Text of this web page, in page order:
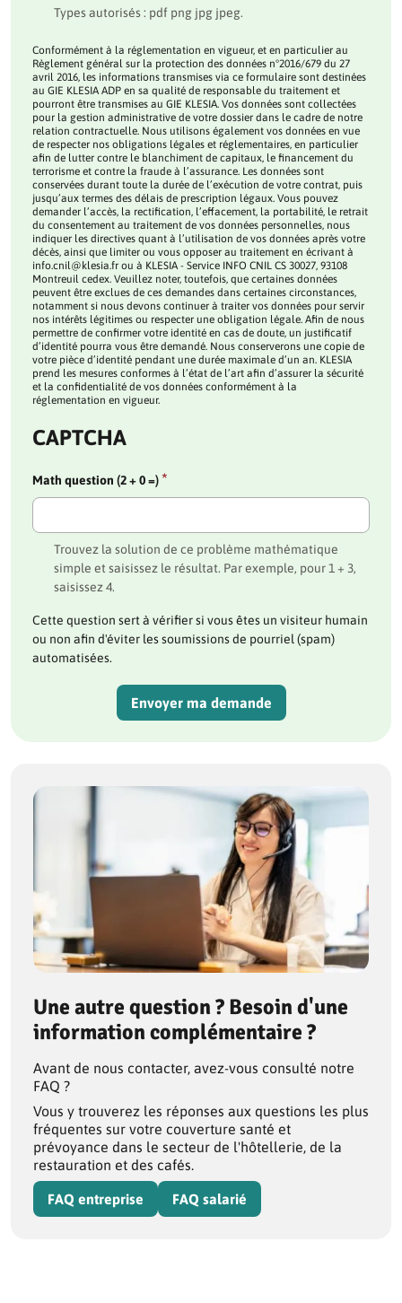
Types autorisés : pdf png jpg jpeg.
Conformément à la réglementation en vigueur, et en particulier au
Règlement général sur la protection des données n°2016/679 du 27
avril 2016, les informations transmises via ce formulaire sont destinées
au GIE KLESIA ADP en sa qualité de responsable du traitement et
pourront être transmises au GIE KLESIA. Vos données sont collectées
pour la gestion administrative de votre dossier dans le cadre de notre
relation contractuelle. Nous utilisons également vos données en vue
de respecter nos obligations légales et réglementaires, en particulier
afin de lutter contre le blanchiment de capitaux, le financement du
terrorisme et contre la fraude à l’assurance. Les données sont
conservées durant toute la durée de l’exécution de votre contrat, puis
jusqu’aux termes des délais de prescription légaux. Vous pouvez
demander l’accès, la rectification, l’effacement, la portabilité, le retrait
du consentement au traitement de vos données personnelles, nous
indiquer les directives quant à l’utilisation de vos données après votre
décès, ainsi que limiter ou vous opposer au traitement en écrivant à
info.cnil@klesia.fr ou à KLESIA - Service INFO CNIL CS 30027, 93108
Montreuil cedex. Veuillez noter, toutefois, que certaines données
peuvent être exclues de ces demandes dans certaines circonstances,
notamment si nous devons continuer à traiter vos données pour servir
nos intérêts légitimes ou respecter une obligation légale. Afin de nous
permettre de confirmer votre identité en cas de doute, un justificatif
d’identité pourra vous être demandé. Nous conserverons une copie de
votre pièce d’identité pendant une durée maximale d’un an. KLESIA
prend les mesures conformes à l’état de l’art afin d’assurer la sécurité
et la confidentialité de vos données conformément à la
réglementation en vigueur.
CAPTCHA
Math question (2 + 0 =)*
Trouvez la solution de ce problème mathématique
simple et saisissez le résultat. Par exemple, pour 1 + 3,
saisissez 4.
Cette question sert à vérifier si vous êtes un visiteur humain
ou non afin d'éviter les soumissions de pourriel (spam)
automatisées.
Une autre question ? Besoin d'une
information complémentaire ?
Avant de nous contacter, avez-vous consulté notre
FAQ ?
Vous y trouverez les réponses aux questions les plus
fréquentes sur votre couverture santé et
prévoyance dans le secteur de l'hôtellerie, de la
restauration et des cafés.
FAQ entreprise FAQ salarié